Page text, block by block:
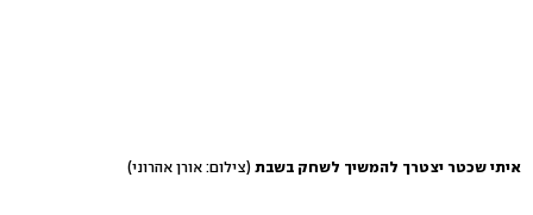
איתי שכטר יצטרך להמשיך לשחק בשבת (צילום: אורן אהרוני)